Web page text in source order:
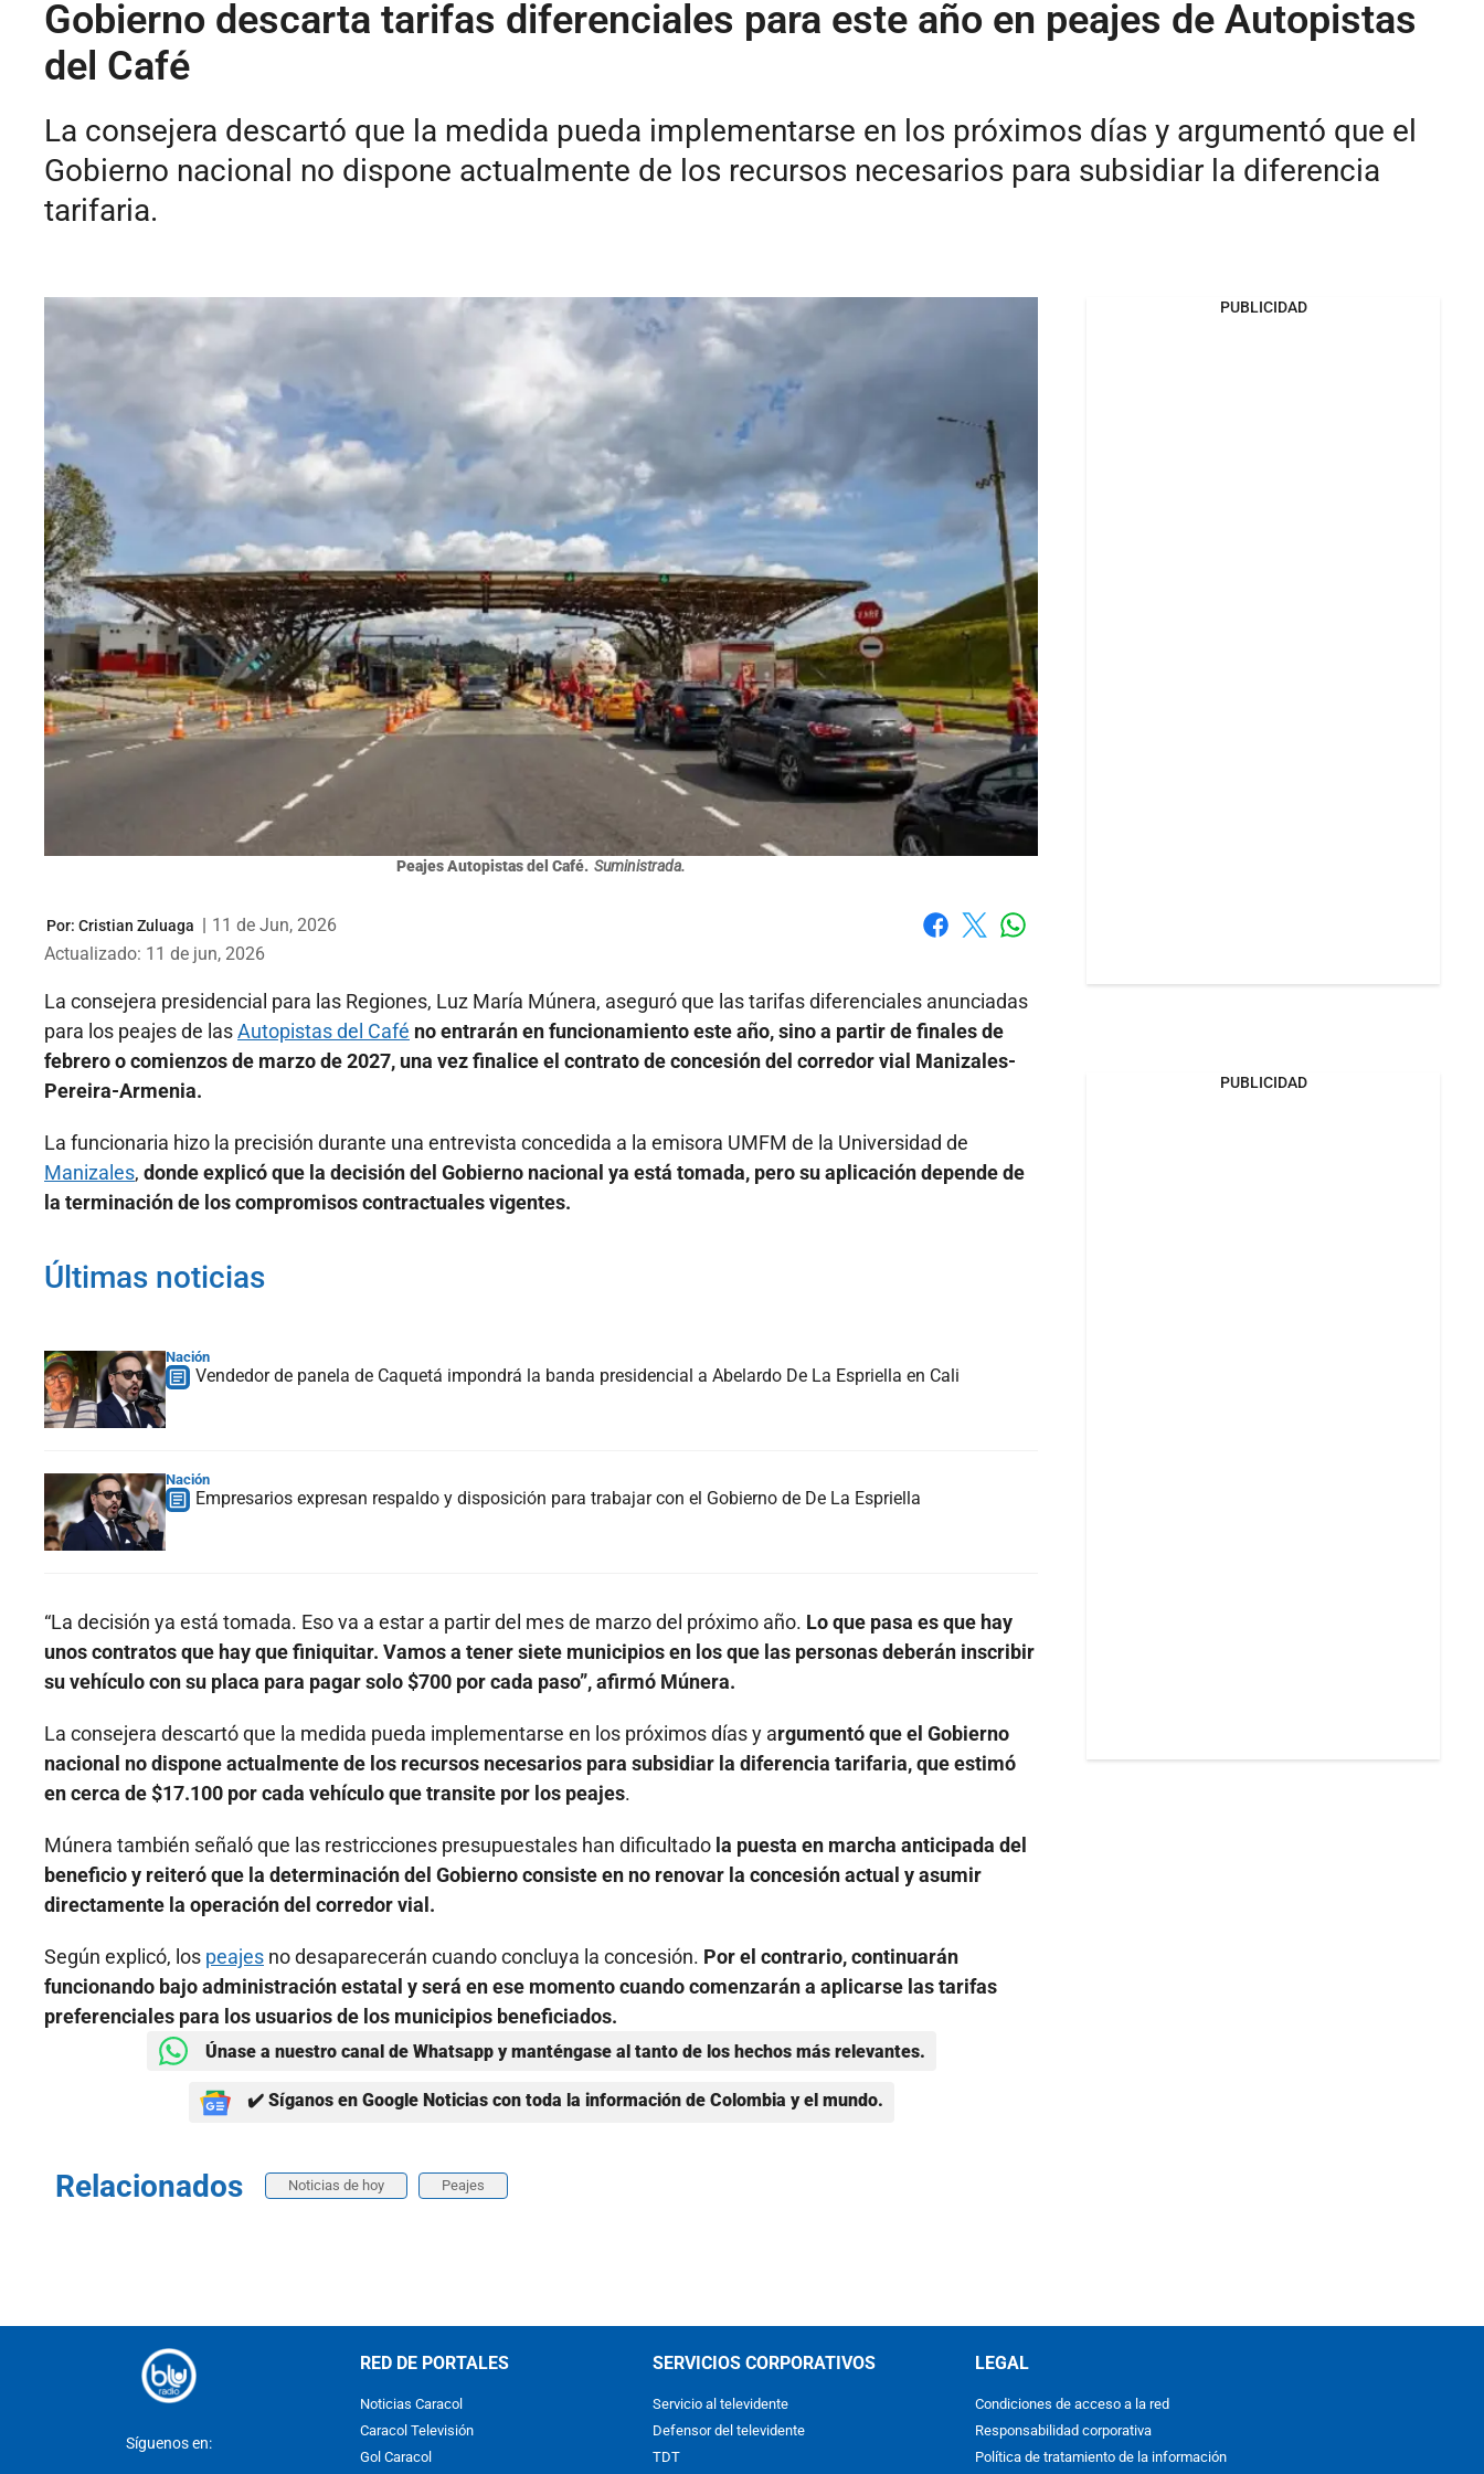
Gobierno descarta tarifas diferenciales para este año en peajes de Autopistas
del Café
La consejera descartó que la medida pueda implementarse en los próximos días y argumentó que el
Gobierno nacional no dispone actualmente de los recursos necesarios para subsidiar la diferencia
tarifaria.
Peajes Autopistas del Café. Suministrada.
Por: Cristian Zuluaga | 11 de Jun, 2026
Actualizado: 11 de jun, 2026
La consejera presidencial para las Regiones, Luz María Múnera, aseguró que las tarifas diferenciales anunciadas
para los peajes de lasAutopistas del Café no entrarán en funcionamiento este año, sino a partir de finales de
febrero o comienzos de marzo de 2027, una vez finalice el contrato de concesión del corredor vial Manizales-
Pereira-Armenia.
La funcionaria hizo la precisión durante una entrevista concedida a la emisora UMFM de la Universidad de
Manizales, donde explicó que la decisión del Gobierno nacional ya está tomada, pero su aplicación depende de
la terminación de los compromisos contractuales vigentes.
Últimas noticias
Nación
Vendedor de panela de Caquetá impondrá la banda presidencial a Abelardo De La Espriella en Cali
Nación
Empresarios expresan respaldo y disposición para trabajar con el Gobierno de De La Espriella
“La decisión ya está tomada. Eso va a estar a partir del mes de marzo del próximo año. Lo que pasa es que hay
unos contratos que hay que finiquitar. Vamos a tener siete municipios en los que las personas deberán inscribir
su vehículo con su placa para pagar solo $700 por cada paso”, afirmó Múnera.
La consejera descartó que la medida pueda implementarse en los próximos días y argumentó que el Gobierno
nacional no dispone actualmente de los recursos necesarios para subsidiar la diferencia tarifaria, que estimó
en cerca de $17.100 por cada vehículo que transite por los peajes.
Múnera también señaló que las restricciones presupuestales han dificultado la puesta en marcha anticipada del
beneficio y reiteró que la determinación del Gobierno consiste en no renovar la concesión actual y asumir
directamente la operación del corredor vial.
Según explicó, los peajes no desaparecerán cuando concluya la concesión. Por el contrario, continuarán
funcionando bajo administración estatal y será en ese momento cuando comenzarán a aplicarse las tarifas
preferenciales para los usuarios de los municipios beneficiados.
Únase a nuestro canal de Whatsapp y manténgase al tanto de los hechos más relevantes.
✔️ Síganos en Google Noticias con toda la información de Colombia y el mundo.
Relacionados Noticias de hoy Peajes
PUBLICIDAD
PUBLICIDAD
Síguenos en:
RED DE PORTALES
Noticias Caracol
Caracol Televisión
Gol Caracol
SERVICIOS CORPORATIVOS
Servicio al televidente
Defensor del televidente
TDT
LEGAL
Condiciones de acceso a la red
Responsabilidad corporativa
Política de tratamiento de la información